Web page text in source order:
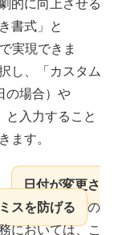
的に向上させる
書式」と
実現できま
し、「カスタム
の場合）や
と入力すること
ます。
日付が変更さ
スを防げる
の
においては、こ